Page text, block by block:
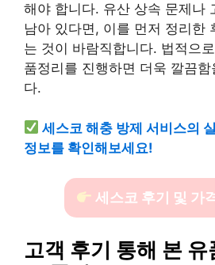
해야 합니다. 유산 상속 문제나
남아 있다면, 이를 먼저 정리한
는 것이 바람직합니다. 법적으
품정리를 진행하면 더욱 깔끔
다.
세스코 해충 방제 서비스의
정보를 확인해보세요!
세스코 후기 및 가
고객 후기 통해 본 유